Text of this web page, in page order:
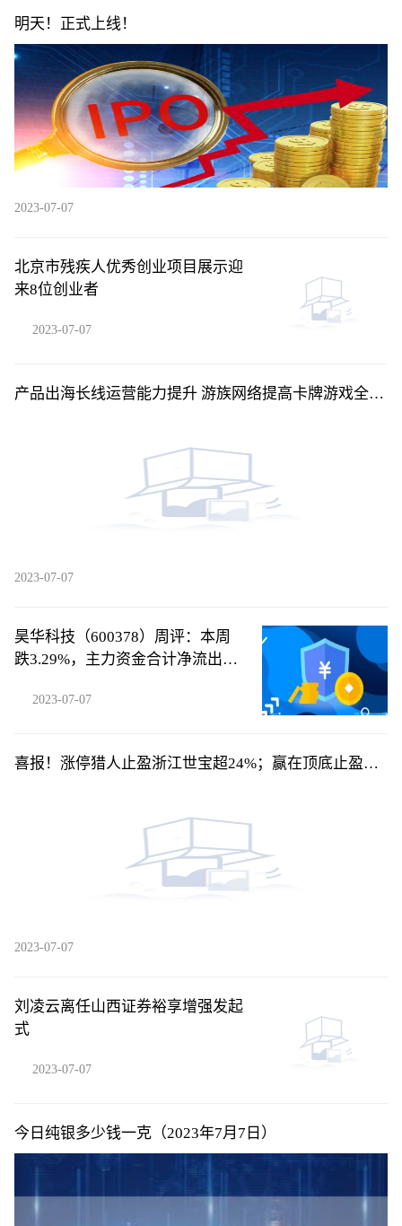
明天！正式上线！
2023-07-07
北京市残疾人优秀创业项目展示迎
来8位创业者
2023-07-07
产品出海长线运营能力提升 游族网络提高卡牌游戏全球
2023-07-07
昊华科技（600378）周评：本周
跌3.29%，主力资金合计净流出
2023-07-07
喜报！涨停猎人止盈浙江世宝超24%；赢在顶底止盈平
2023-07-07
刘凌云离任山西证券裕享增强发起
式
2023-07-07
今日纯银多少钱一克（2023年7月7日）